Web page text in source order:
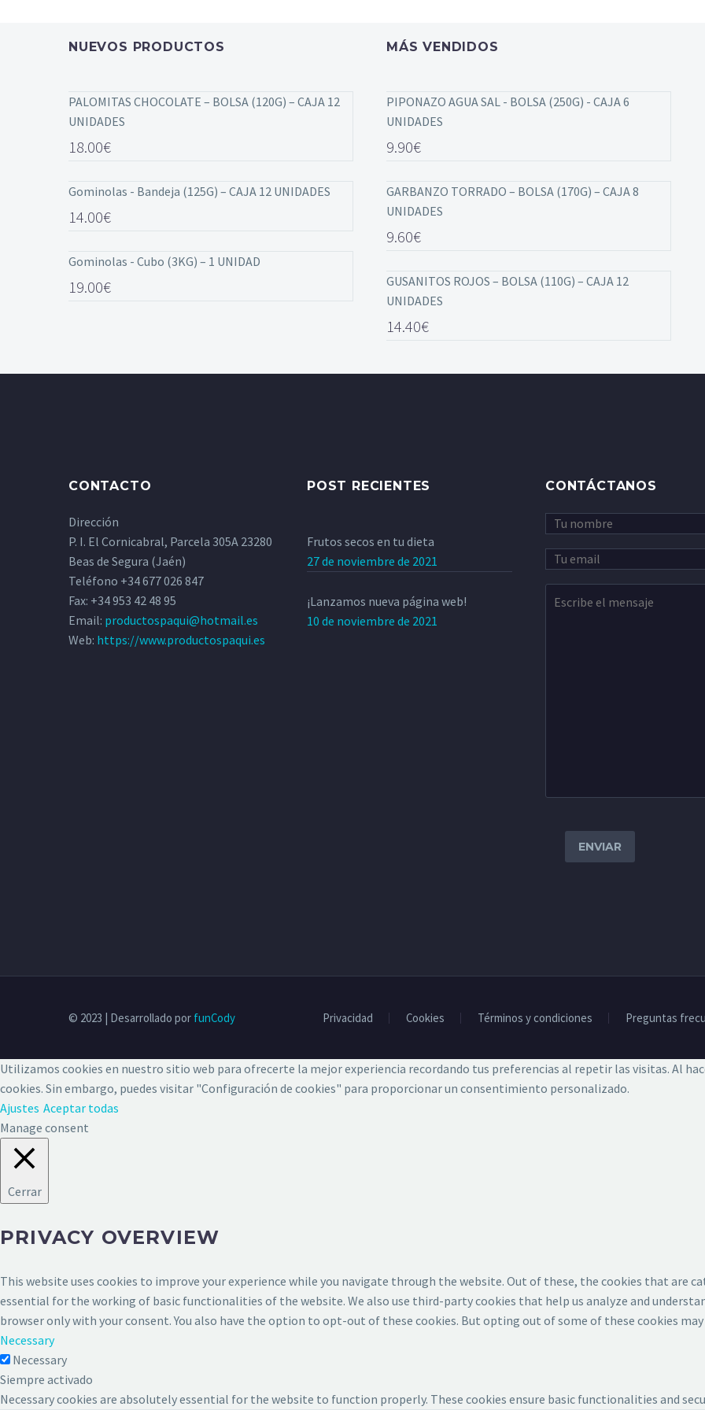
NUEVOS PRODUCTOS
PALOMITAS CHOCOLATE – BOLSA (120G) – CAJA 12
UNIDADES
18.00€
Gominolas - Bandeja (125G) – CAJA 12 UNIDADES
14.00€
Gominolas - Cubo (3KG) – 1 UNIDAD
19.00€
MÁS VENDIDOS
PIPONAZO AGUA SAL - BOLSA (250G) - CAJA 6
UNIDADES
9.90€
GARBANZO TORRADO – BOLSA (170G) – CAJA 8
UNIDADES
9.60€
GUSANITOS ROJOS – BOLSA (110G) – CAJA 12
UNIDADES
14.40€
CONTACTO
Dirección
P. I. El Cornicabral, Parcela 305A 23280
Beas de Segura (Jaén)
Teléfono +34 677 026 847
Fax: +34 953 42 48 95
Email: productospaqui@hotmail.es
Web: https://www.productospaqui.es
POST RECIENTES
Frutos secos en tu dieta
27 de noviembre de 2021
¡Lanzamos nueva página web!
10 de noviembre de 2021
CONTÁCTANOS
Privacidad Cookies Términos y condiciones Preguntas
© 2023 | Desarrollado por funCody
Utilizamos cookies en nuestro sitio web para ofrecerte la mejor experiencia recordando tus preferencias al repetir las visitas. Al
cookies. Sin embargo, puedes visitar "Configuración de cookies" para proporcionar un consentimiento personalizado.
Ajustes Aceptar todas
Manage consent
Cerrar
PRIVACY OVERVIEW
This website uses cookies to improve your experience while you navigate through the website. Out of these, the cookies that are
essential for the working of basic functionalities of the website. We also use third-party cookies that help us analyze and
browser only with your consent. You also have the option to opt-out of these cookies. But opting out of some of these cookies
Necessary
Necessary
Siempre activado
Necessary cookies are absolutely essential for the website to function properly. These cookies ensure basic functionalities and